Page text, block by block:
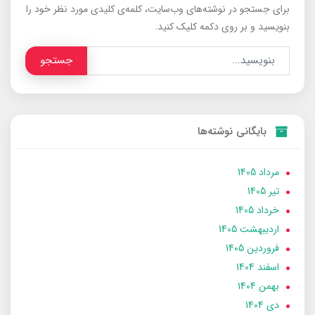
برای جستجو در نوشته‌های وب‌سایت، کلمه‌ی کلیدی مورد نظر خود را
بنویسید و بر روی دکمه کلیک کنید.
جستجو
بایگانی نوشته‌ها
مرداد 1405
تير 1405
خرداد 1405
ارديبهشت 1405
فروردین 1405
اسفند 1404
بهمن 1404
دی 1404